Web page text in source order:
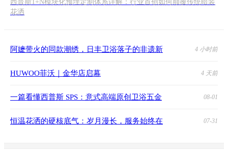
西普斯1+N模块化预埋定制体系详解：行业首创如何颠覆传统暗装
花洒
4 小时前
阿嬷带火的同款潮绣，日丰卫浴落子的非遗新
4 天前
HUWOO菲沃｜金华店启幕
08-01
一篇看懂西普斯 SPS：意式高端原创卫浴五金
07-31
恒温花洒的硬核底气：岁月漫长，服务始终在